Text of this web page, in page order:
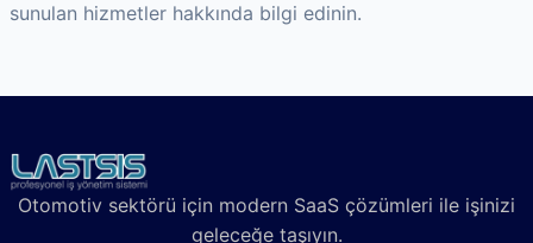
sunulan hizmetler hakkında bilgi edinin.
Otomotiv sektörü için modern SaaS çözümleri ile işinizi
geleceğe taşıyın.